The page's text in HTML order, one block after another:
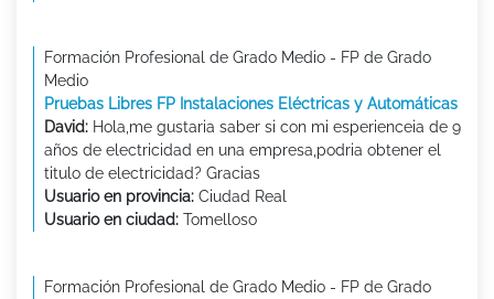
Formación Profesional de Grado Medio - FP de Grado
Medio
Pruebas Libres FP Instalaciones Eléctricas y Automáticas
David: Hola,me gustaria saber si con mi esperienceia de 9
años de electricidad en una empresa,podria obtener el
titulo de electricidad? Gracias
Usuario en provincia: Ciudad Real
Usuario en ciudad: Tomelloso
Formación Profesional de Grado Medio - FP de Grado